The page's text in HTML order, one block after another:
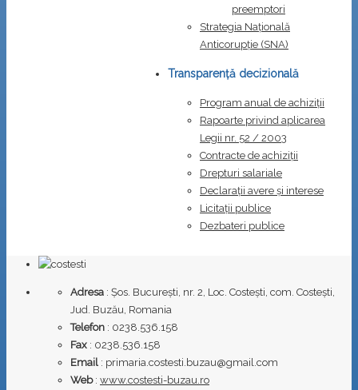
preemptori
Strategia Naţională
Anticorupţie (SNA)
Transparență decizională
Program anual de achiziții
Rapoarte privind aplicarea
Legii nr. 52 / 2003
Contracte de achiziții
Drepturi salariale
Declarații avere și interese
Licitații publice
Dezbateri publice
Adresa : Șos. București, nr. 2, Loc. Costești, com. Costești,
Jud. Buzău, Romania
Telefon : 0238.536.158
Fax : 0238.536.158
Email : primaria.costesti.buzau@gmail.com
Web: www.costesti-buzau.ro